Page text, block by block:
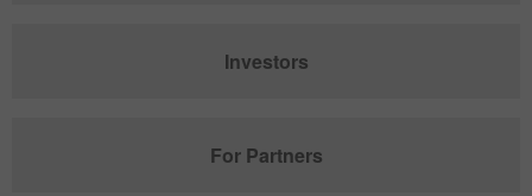
Investors
For Partners